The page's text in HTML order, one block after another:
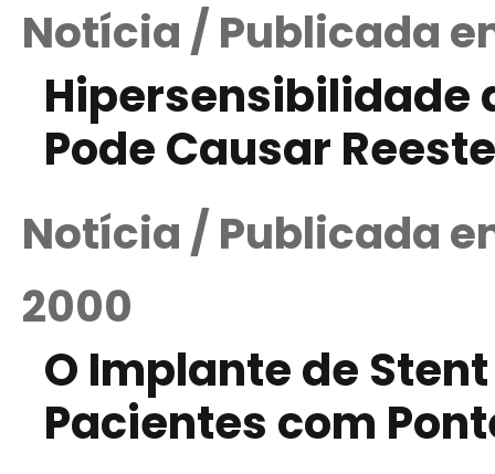
Notícia / Publicada
Hipersensibilidade
Pode Causar
Notícia / Publicada
2000
O Implante de
Pacientes com